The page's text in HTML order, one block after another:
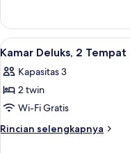
Tidur
Twin
Kamar
Deluks,
2
Tidur
Twin
Lihat
semua
foto
untuk
Kamar
Deluks,
5
Kamar Deluks, 2
Kapasitas 3
2 twin
Wi-Fi Gratis
Rincian selengkapnya
Rincian